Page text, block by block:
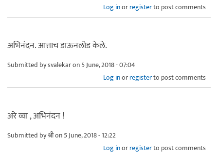
Log inorregisterto post comments
अभिनंदन. आत्ताच डाऊनलोड केले.
Submitted bysvalekaron 5 June, 2018 - 07:04
Log inorregisterto post comments
अरे व्वा , अभिनंदन !
Submitted byश्रीon 5 June, 2018 - 12:22
Log inorregisterto post comments